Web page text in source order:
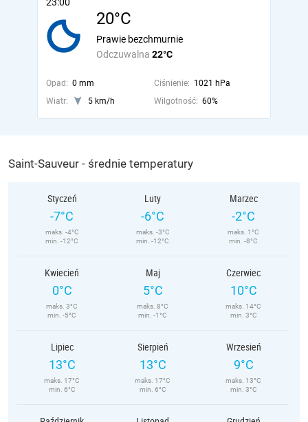
20°C
Odczuwalna 22°C
Prawie bezchmurnie
Opad: 0 mm Ciśnienie: 1021 hPa
Wiatr:
5 km/h Wilgotność: 60%
Saint-Sauveur - średnie temperatury
Styczeń
-7°C
maks. -4°C
min. -12°C
Luty
-6°C
maks. -3°C
min. -12°C
Marzec
-2°C
maks. 1°C
min. -8°C
Kwiecień
0°C
maks. 3°C
min. -5°C
Maj
5°C
maks. 8°C
min. -1°C
Czerwiec
10°C
maks. 14°C
min. 3°C
Lipiec
13°C
maks. 17°C
min. 6°C
Sierpień
13°C
maks. 17°C
min. 6°C
Wrzesień
9°C
maks. 13°C
min. 3°C